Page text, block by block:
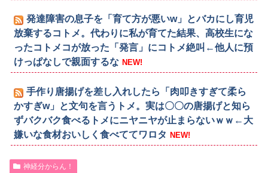
発達障害の息子を「育て方が悪いw」とバカにし育児
放棄するコトメ。代わりに私が育てた結果、高校生にな
ったコトメコが放った「発言」にコトメ絶叫←他人に預
けっぱなしで親面するな NEW!
手作り唐揚げを差し入れしたら「肉叩きすぎて柔ら
かすぎw」と文句を言うトメ。実は〇〇の唐揚げと知ら
ずバクバク食べるトメにニヤニヤが止まらないｗｗ←大
嫌いな食材おいしく食べててワロタ NEW!
神経分からん！